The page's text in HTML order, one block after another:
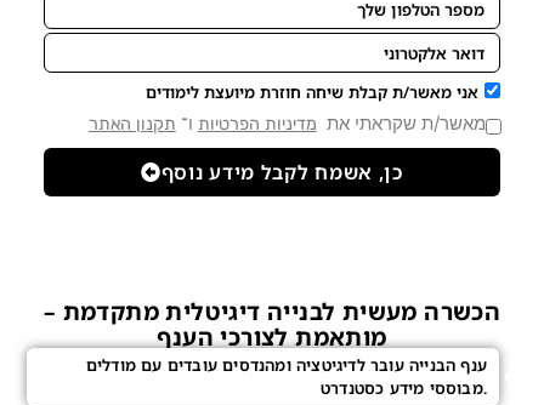
אני מאשר/ת קבלת שיחה חוזרת מיועצת לימודים
מאשר/ת שקראתי את מדיניות הפרטיות ו־ תקנון האתר
כן, אשמח לקבל מידע נוסף
הכשרה מעשית לבנייה דיגיטלית מתקדמת –
מותאמת לצורכי הענף
ענף הבנייה עובר לדיגיטציה ומהנדסים עובדים עם מודלים
מבוססי מידע כסטנדרט.